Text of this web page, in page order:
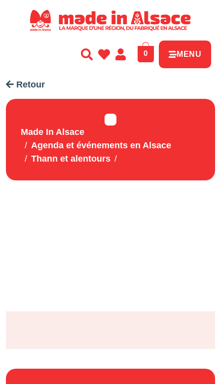
0 MENU
Retour
Made In Alsace
Agenda et événements en Alsace
Thann et alentours